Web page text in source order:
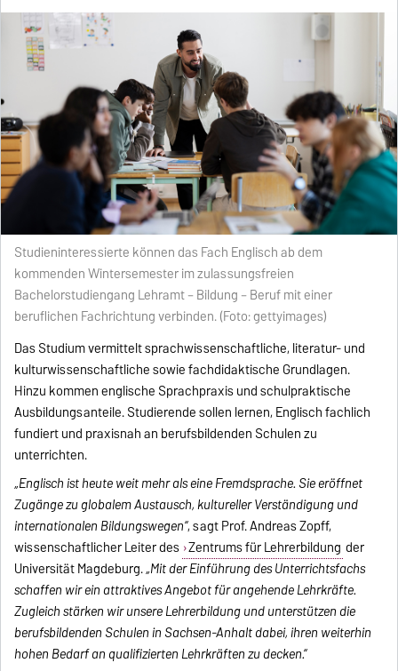
Studieninteressierte können das Fach Englisch ab dem
kommenden Wintersemester im zulassungsfreien
Bachelorstudiengang Lehramt – Bildung – Beruf mit einer
beruflichen Fachrichtung verbinden. (Foto: gettyimages)
Das Studium vermittelt sprachwissenschaftliche, literatur- und
kulturwissenschaftliche sowie fachdidaktische Grundlagen.
Hinzu kommen englische Sprachpraxis und schulpraktische
Ausbildungsanteile. Studierende sollen lernen, Englisch fachlich
fundiert und praxisnah an berufsbildenden Schulen zu
unterrichten.
„Englisch ist heute weit mehr als eine Fremdsprache. Sie eröffnet
Zugänge zu globalem Austausch, kultureller Verständigung und
internationalen Bildungswegen“, sagt Prof. Andreas Zopff,
wissenschaftlicher Leiter des Zentrums für Lehrerbildung der
Universität Magdeburg.„Mit der Einführung des Unterrichtsfachs
schaffen wir ein attraktives Angebot für angehende Lehrkräfte.
Zugleich stärken wir unsere Lehrerbildung und unterstützen die
berufsbildenden Schulen in Sachsen-Anhalt dabei, ihren weiterhin
hohen Bedarf an qualifizierten Lehrkräften zu decken.“